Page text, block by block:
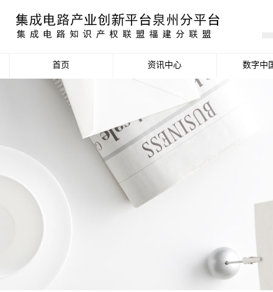
首页 资讯中心
政策信息
活动公告
数据统计分析
数字中